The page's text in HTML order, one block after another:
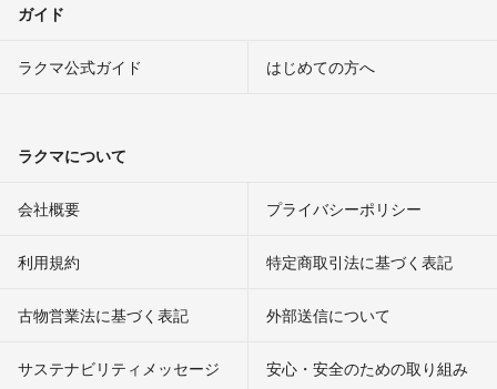
ガイド
ラクマ公式ガイド はじめての方へ
ラクマについて
会社概要 プライバシーポリシー
利用規約 特定商取引法に基づく表記
古物営業法に基づく表記 外部送信について
サステナビリティメッセージ 安心・安全のための取り組み